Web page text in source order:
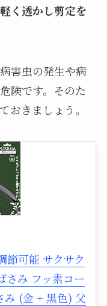
軽く透かし剪定を
害虫の発生や病
険です。そのた
おきましょう。
節可能 サクサク
さみ フッ素コー
み (金 + 黒色) 父